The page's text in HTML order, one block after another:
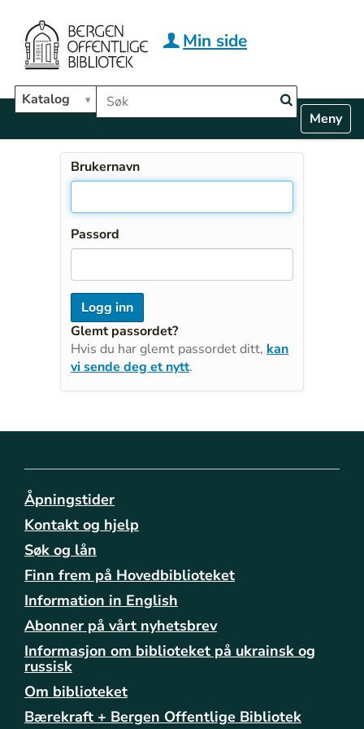
Hopp til hovedinnhold
Søk i biblioteket
Katalog
Min side
v
Toggle
Brukernavn
Passord
Glemt passordet?
Hvis du har glemt passordet ditt, kan
vi sende deg et nytt.
Åpningstider
Kontakt og hjelp
Søk og lån
Finn frem på Hovedbiblioteket
Information in English
Abonner på vårt nyhetsbrev
Informasjon om biblioteket på ukrainsk og
russisk
Om biblioteket
Bærekraft + Bergen Offentlige Bibliotek